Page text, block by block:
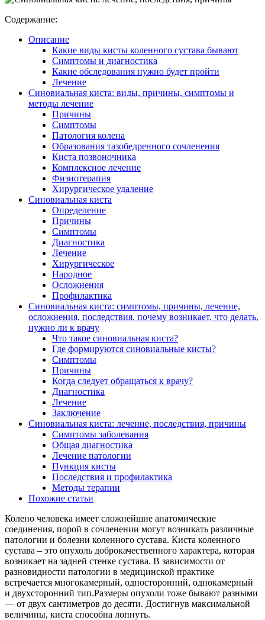
Содержание:
Описание
Какие виды кисты коленного сустава бывают
Симптомы и диагностика
Какие обследования нужно будет пройти
Лечение
Синовиальная киста: виды, причины, симптомы и
методы лечение
Причины
Симптомы
Патология колена
Образования тазобедренного сочленения
Киста позвоночника
Комплексное лечение
Физиотерапия
Хирургическое удаление
Синовиальная киста
Определение
Причины
Симптомы
Диагностика
Лечение
Хирургическое
Народное
Осложнения
Профилактика
Синовиальная киста: симптомы, причины, лечение,
осложнения, последствия, почему возникает, что делать,
нужно ли к врачу
Что такое синовиальная киста?
Где формируются синовиальные кисты?
Симптомы
Причины
Когда следует обращаться к врачу?
Диагностика
Лечение
Заключение
Синовиальная киста: лечение, последствия, причины
Симптомы заболевания
Общая диагностика
Лечение патологии
Пункция кисты
Последствия и профилактика
Методы терапии
Похожие статьи
Колено человека имеет сложнейшие анатомические
соединения, порой в сочленении могут возникать различные
патологии и болезни коленного сустава. Киста коленного
сустава – это опухоль доброкачественного характера, которая
возникает на задней стенке сустава. В зависимости от
разновидности патологии в медицинской практике
встречается многокамерный, односторонний, однокамерный
и двухсторонний тип.Размеры опухоли тоже бывают разными
— от двух сантиметров до десяти. Достигнув максимальной
величины, киста способна лопнуть.